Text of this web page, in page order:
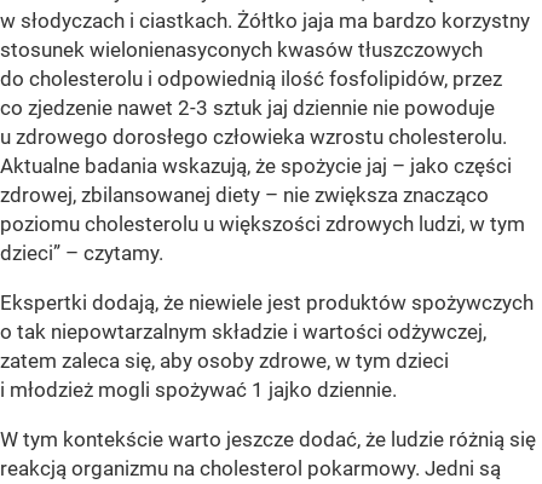
w słodyczach i ciastkach. Żółtko jaja ma bardzo korzystny
stosunek wielonienasyconych kwasów tłuszczowych
do cholesterolu i odpowiednią ilość fosfolipidów, przez
co zjedzenie nawet 2-3 sztuk jaj dziennie nie powoduje
u zdrowego dorosłego człowieka wzrostu cholesterolu.
Aktualne badania wskazują, że spożycie jaj – jako części
zdrowej, zbilansowanej diety – nie zwiększa znacząco
poziomu cholesterolu u większości zdrowych ludzi, w tym
dzieci” – czytamy.
Ekspertki dodają, że niewiele jest produktów spożywczych
o tak niepowtarzalnym składzie i wartości odżywczej,
zatem zaleca się, aby osoby zdrowe, w tym dzieci
i młodzież mogli spożywać 1 jajko dziennie.
W tym kontekście warto jeszcze dodać, że ludzie różnią się
reakcją organizmu na cholesterol pokarmowy. Jedni są